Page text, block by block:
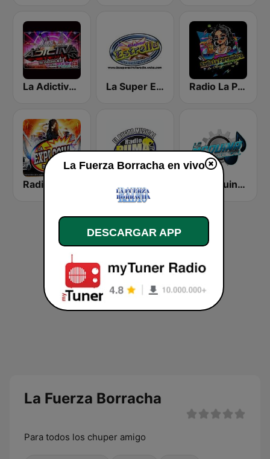
La Adictiva NY La Super Estrella Sonidera Radio La Parrandera NY
La Maquina Musical
La Fuerza Borracha
Para todos los chuper amigo
La Fuerza Borracha en vivo
DESCARGAR APP